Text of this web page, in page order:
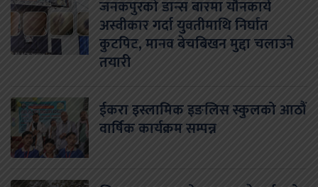
जनकपुरको डान्स बारमा यौनकार्य
अस्वीकार गर्दा युवतीमाथि निर्घात
कुटपिट, मानव बेचबिखन मुद्दा चलाउने
तयारी
ईकरा इस्लामिक इङलिस स्कुलको आठौं
वार्षिक कार्यक्रम सम्पन्न